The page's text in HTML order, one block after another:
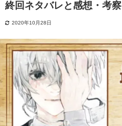
終回ネタバレと感想・考察
2020年10月28日